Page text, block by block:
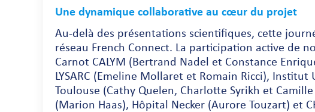
Une dynamique collaborative au cœur du projet
Au-delà des présentations scientifiques, cette
réseau French Connect. La participation active de
Carnot CALYM (Bertrand Nadel et Constance
LYSARC (Emeline Mollaret et Romain Ricci),
Toulouse (Cathy Quelen, Charlotte Syrikh et
(Marion Haas), Hôpital Necker (Aurore Touzart) et